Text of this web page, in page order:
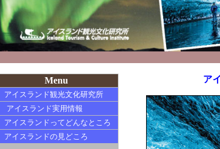
Menu
アイスランド観光文化研究所
アイスランド実用情報
アイスランドってどんなところ
アイスランドの見どころ
ア